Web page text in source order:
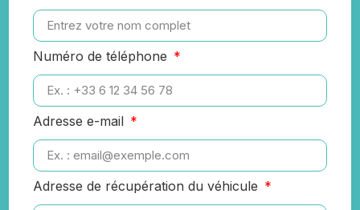
Numéro de téléphone
Adresse e-mail
Adresse de récupération du véhicule